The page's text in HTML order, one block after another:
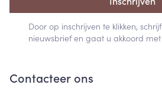
Door op inschrijven te klikken,
nieuwsbrief en gaat u akkoord
Contacteer ons